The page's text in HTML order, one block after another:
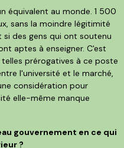
équivalent au monde. 1 500
sans la moindre légitimité
des gens qui ont soutenu
aptes à enseigner. C'est
prérogatives à ce poste
l'université et le marché,
considération pour
elle-même manque
gouvernement en ce qui
?